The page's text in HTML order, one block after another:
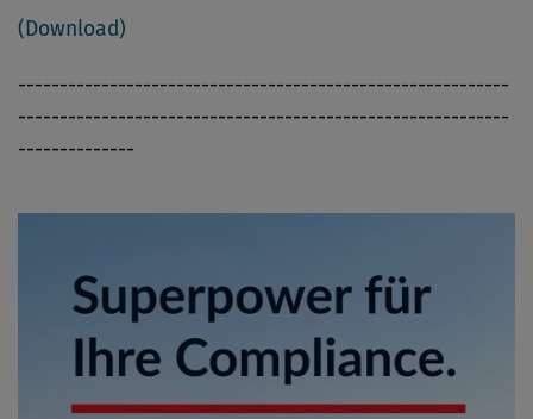
(Download)
-----------------------------------------------------------
-----------------------------------------------------------
--------------